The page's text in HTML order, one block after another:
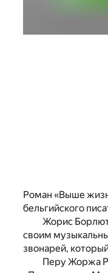
Роман «Выше
бельгийского
Жорис
своим
звонарей,
Перу Жоржа